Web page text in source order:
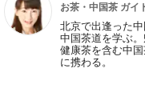
お茶・中国茶 ガイ
北京で出逢った
中国茶道を学ぶ
健康茶を含む中
に携わる。